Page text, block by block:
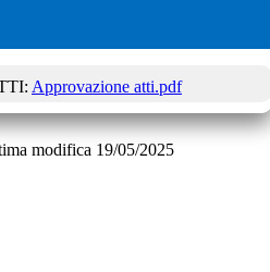
Approvazione atti.pdf
modifica 19/05/2025